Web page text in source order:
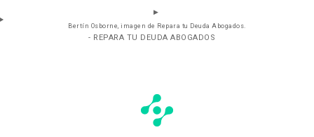
Bertín Osborne, imagen de Repara tu Deuda Abogados.
- REPARA TU DEUDA ABOGADOS